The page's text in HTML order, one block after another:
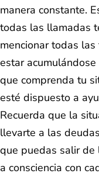
manera constante.
todas las llamadas
mencionar todas
estar
que comprenda tu
esté dispuesto a
Recuerda que la
llevarte a las
que puedas salir de
a consciencia con